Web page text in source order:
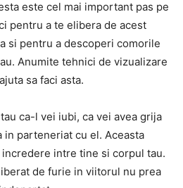
este cel mai important pas pe
pentru a te elibera de acest
si pentru a descoperi comorile
Anumite tehnici de vizualizare
sa faci asta.
ca-l vei iubi, ca vei avea grija
in parteneriat cu el. Aceasta
intre tine si corpul tau.
de furie in viitorul nu prea